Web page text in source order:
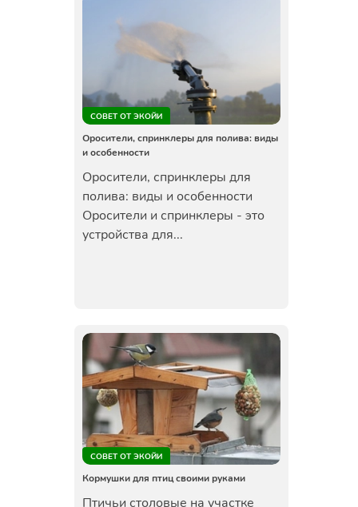
СОВЕТ ОТ ЭКОЙИ
Оросители, спринклеры для полива: виды
и особенности
Оросители, спринклеры для
полива: виды и особенности
Оросители и спринклеры - это
устройства для...
СОВЕТ ОТ ЭКОЙИ
Кормушки для птиц своими руками
Птичьи столовые на участке